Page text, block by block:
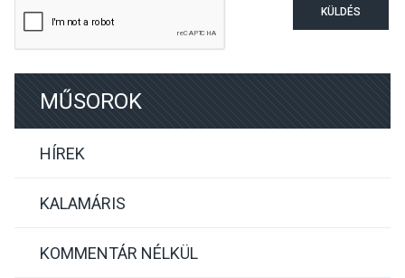
KÜLDÉS
MŰSOROK
HÍREK
KALAMÁRIS
KOMMENTÁR NÉLKÜL